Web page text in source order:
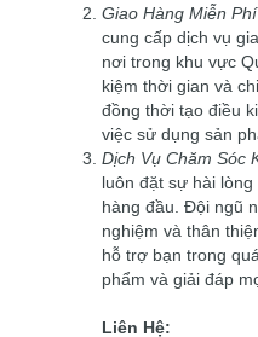
Giao Hàng Miễn Phí
cung cấp dịch vụ
nơi trong khu vực
kiệm thời gian và
đồng thời tạo điều
việc sử dụng sản
Dịch Vụ Chăm Sóc
luôn đặt sự hài
hàng đầu. Đội ngũ
nghiệm và thân
hỗ trợ bạn trong
phẩm và giải đáp
Liên Hệ: